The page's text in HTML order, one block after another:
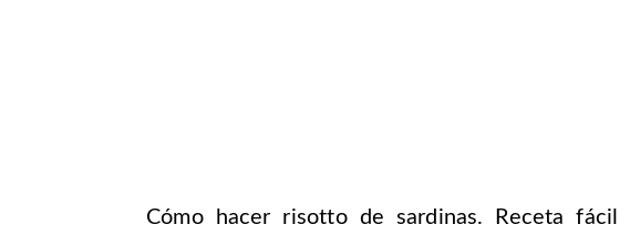
Cómo hacer risotto de sardinas. Receta